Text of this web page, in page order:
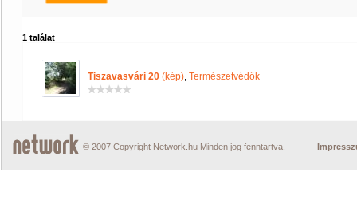
1 találat
Tiszavasvári 20 (kép), Természetvédők
© 2007 Copyright Network.hu Minden jog fenntartva.